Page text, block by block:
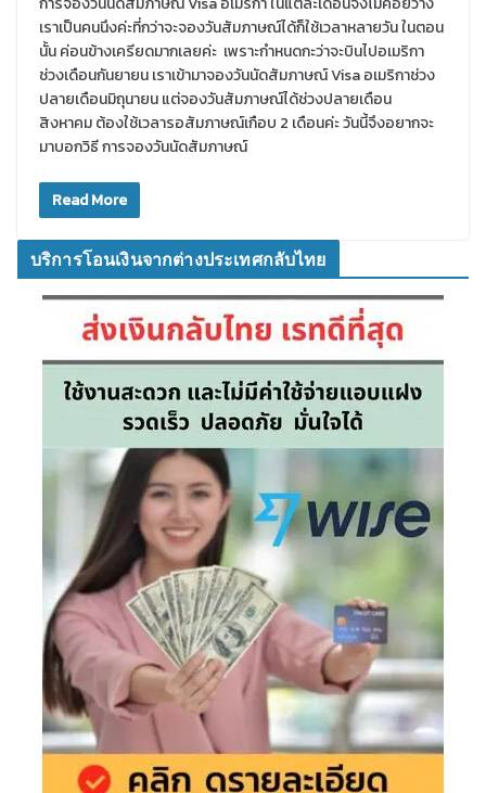
เราเป็นคนนึงค่ะที่กว่าจะจองวันสัมภาษณ์ได้ก็ใช้เวลาหลายวัน ในตอน
นั้น ค่อนข้างเครียดมากเลยค่ะ เพราะกำหนดกะว่าจะบินไปอเมริกา
ช่วงเดือนกันยายน เราเข้ามาจองวันนัดสัมภาษณ์ Visa อเมริกาช่วง
ปลายเดือนมิถุนายน แต่จองวันสัมภาษณ์ได้ช่วงปลายเดือน
สิงหาคม ต้องใช้เวลารอสัมภาษณ์เกือบ 2 เดือนค่ะ วันนี้จึงอยากจะ
มาบอกวิธี การจองวันนัดสัมภาษณ์
Read More
บริการโอนเงินจากต่างประเทศกลับไทย